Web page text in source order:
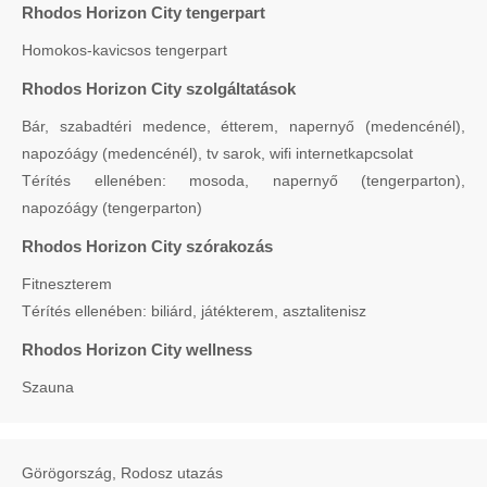
Rhodos Horizon City tengerpart
Homokos-kavicsos tengerpart
Rhodos Horizon City szolgáltatások
Bár, szabadtéri medence, étterem, napernyő (medencénél),
napozóágy (medencénél), tv sarok, wifi internetkapcsolat
Térítés ellenében: mosoda, napernyő (tengerparton),
napozóágy (tengerparton)
Rhodos Horizon City szórakozás
Fitneszterem
Térítés ellenében: biliárd, játékterem, asztalitenisz
Rhodos Horizon City wellness
Szauna
Görögország, Rodosz utazás